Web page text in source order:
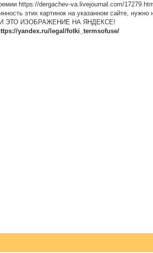
https://dergachev-va.livejournal.com/
этих картинок на указанном сайте,
ЭТО ИЗОБРАЖЕНИЕ НА ЯНДЕКСЕ!
yandex.ru/legal/fotki_termsofuse/